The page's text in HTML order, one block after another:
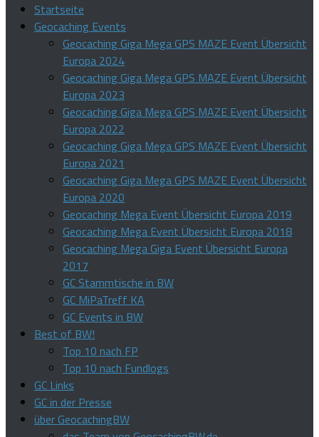
Startseite
Geocaching Events
Geocaching Giga Mega GPS MAZE Event Übersicht
Europa 2024
Geocaching Giga Mega GPS MAZE Event Übersicht
Europa 2023
Geocaching Giga Mega GPS MAZE Event Übersicht
Europa 2022
Geocaching Giga Mega GPS MAZE Event Übersicht
Europa 2021
Geocaching Giga Mega GPS MAZE Event Übersicht
Europa 2020
Geocaching Mega Event Übersicht Europa 2019
Geocaching Mega Event Übersicht Europa 2018
Geocaching Mega Giga Event Übersicht Europa
2017
GC Stammtische in BW
GC MiPaTreff KA
GC Events in BW
Best of BW!
Top 10 nach FP
Top 10 nach Fundlogs
GC Links
GC in der Presse
über GeocachingBW